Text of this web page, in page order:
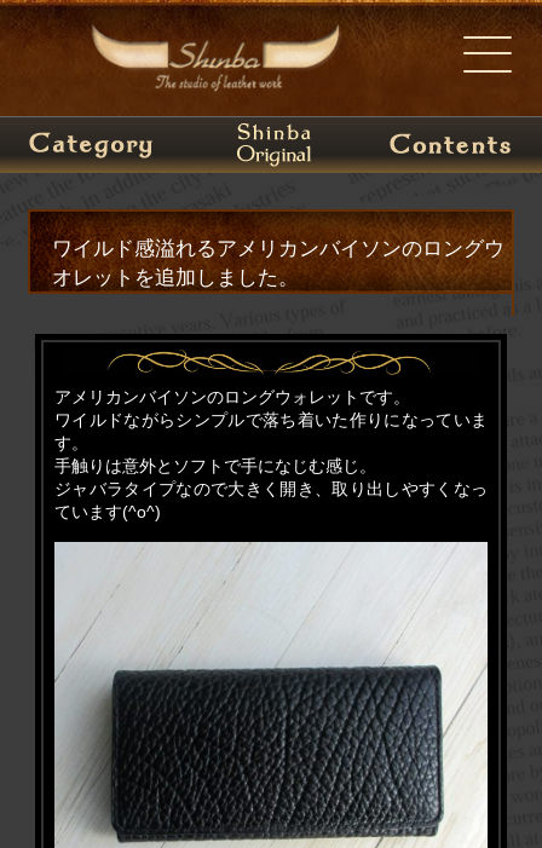
ワイルド感溢れるアメリカンバイソンのロングウ
オレットを追加しました。
アメリカンバイソンのロングウォレットです。
ワイルドながらシンプルで落ち着いた作りになっていま
す。
手触りは意外とソフトで手になじむ感じ。
ジャバラタイプなので大きく開き、取り出しやすくなっ
ています(^o^)